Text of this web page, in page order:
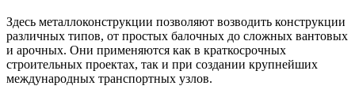
Здесь металлоконструкции позволяют возводить конструкции
различных типов, от простых балочных до сложных вантовых
и арочных. Они применяются как в краткосрочных
строительных проектах, так и при создании крупнейших
международных транспортных узлов.